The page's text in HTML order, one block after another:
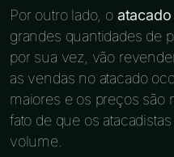
Por outro lado, o atacado
grandes quantidades de
por sua vez, vão
as vendas no atacado
maiores e os preços são
fato de que os
volume.